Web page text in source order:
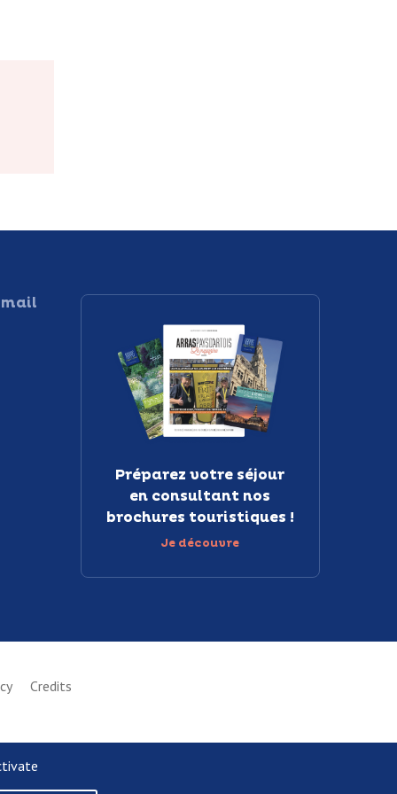
Préparez votre séjour
en consultant nos
brochures touristiques !
Je découvre
Credits